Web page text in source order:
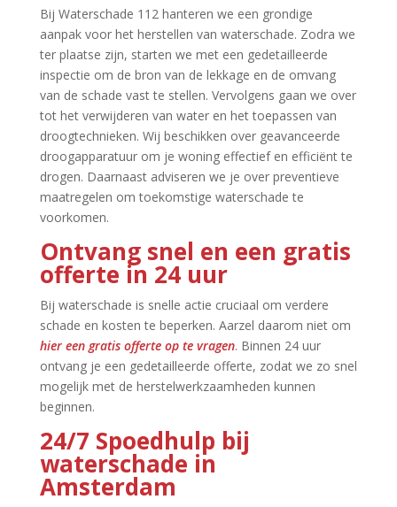
Bij Waterschade 112 hanteren we een grondige
aanpak voor het herstellen van waterschade.​ Zodra we
ter plaatse zijn, starten we met een gedetailleerde
inspectie om de bron van de lekkage en de omvang
van de schade vast te stellen.​ Vervolgens gaan we over
tot het verwijderen van water en het toepassen van
droogtechnieken.​ Wij beschikken over geavanceerde
droogapparatuur om je woning effectief en efficiënt te
drogen.​ Daarnaast adviseren we je over preventieve
maatregelen om toekomstige waterschade te
voorkomen.​
Ontvang snel en een gratis
offerte in 24 uur
Bij waterschade is snelle actie cruciaal om verdere
schade en kosten te beperken.​ Aarzel daarom niet om
hier een gratis offerte op te vragen.​ Binnen 24 uur
ontvang je een gedetailleerde offerte, zodat we zo snel
mogelijk met de herstelwerkzaamheden kunnen
beginnen.​
24/7 Spoedhulp bij
waterschade in
Amsterdam